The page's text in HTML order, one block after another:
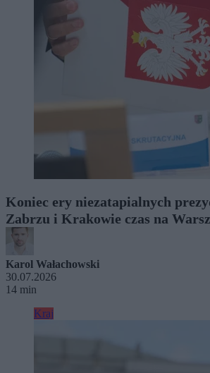
Koniec ery niezatapialnych
Zabrzu i Krakowie czas na
Karol Wałachowski
30.07.2026
14 min
Kraj